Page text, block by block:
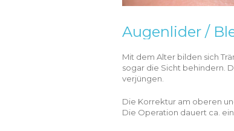
Augenlider /
Mit dem Alter bilden sich
sogar die Sicht behindern.
verjüngen.
Die Korrektur am oberen
Die Operation dauert ca.